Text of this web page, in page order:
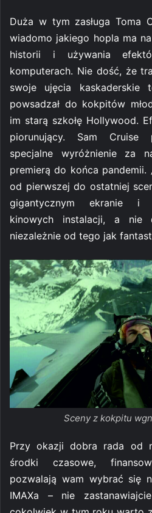
Duża w tym zasługa Toma
wiadomo jakiego hopla ma
historii i używania
komputerach. Nie dość, że
swoje ujęcia
powsadzał do kokpitów
im starą szkołę Hollywood.
piorunujący. Sam
specjalne wyróżnienie za
premierą do końca pandemii.
od pierwszej do ostatniej
gigantycznym ekranie i
kinowych instalacji, a nie
niezależnie od tego jak
Sceny z kokpitu
Przy okazji dobra rada od
środki czasowe,
pozwalają wam wybrać się
IMAXa – nie